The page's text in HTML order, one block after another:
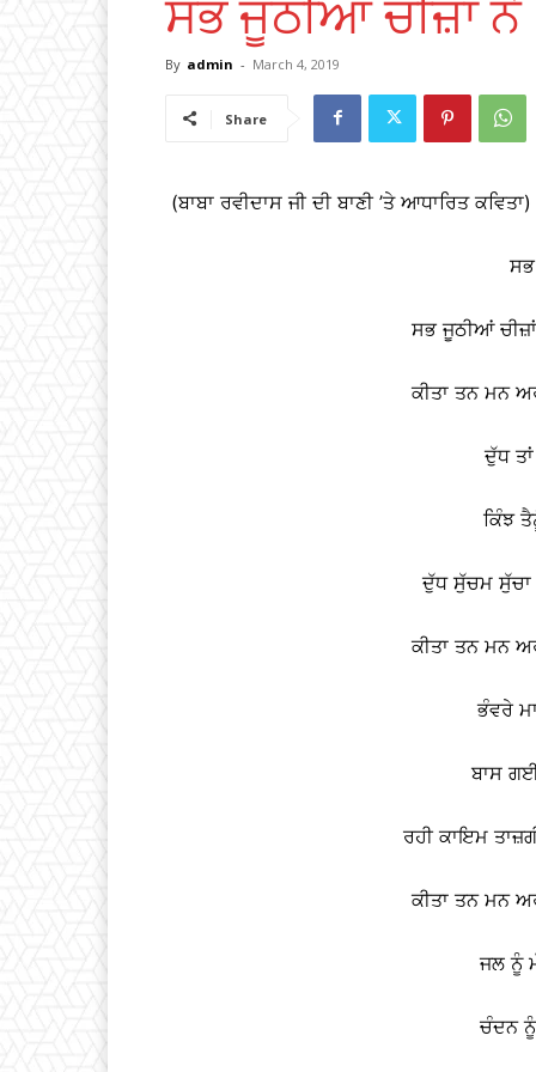
ਸਭ ਜੂਠੀਆਂ ਚੀਜ਼ਾਂ ਨੇ
By admin - March 4, 2019
Share
(ਬਾਬਾ ਰਵੀਦਾਸ ਜੀ ਦੀ ਬਾਣੀ ’ਤੇ ਆਧਾਰਿਤ ਕਵਿਤਾ)
ਸਭ ਜੂਠੀਆਂ
ਕੀਤਾ ਤਨ ਮਨ
ਦੁੱਧ
ਕਿੰਝ
ਦੁੱਧ ਸੁੱਚਮ ਸੁੱਚਾ
ਕੀਤਾ ਤਨ ਮਨ
ਭੰਵਰੇ
ਬਾਸ
ਰਹੀ ਕਾਇਮ
ਕੀਤਾ ਤਨ ਮਨ
ਜਲ ਨੂੰ
ਚੰਦਨ